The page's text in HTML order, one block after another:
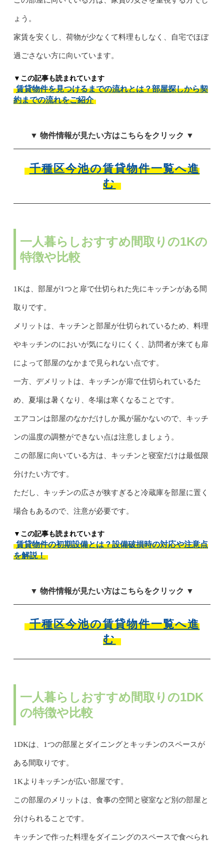
ょう。
家賃を安くし、荷物が少なくて料理もしなく、自宅でほぼ
過ごさない方に向いています。
▼この記事も読まれています
賃貸物件を見つけるまでの流れとは？部屋探しから契
約までの流れをご紹介
▼ 物件情報が見たい方はこちらをクリック ▼
千種区今池の賃貸物件一覧へ進
む
一人暮らしおすすめ間取りの1Kの
特徴や比較
1Kは、部屋が1つと扉で仕切られた先にキッチンがある間
取りです。
メリットは、キッチンと部屋が仕切られているため、料理
やキッチンのにおいが気になりにくく、訪問者が来ても扉
によって部屋のなかまで見られない点です。
一方、デメリットは、キッチンが扉で仕切られているた
め、夏場は暑くなり、冬場は寒くなることです。
エアコンは部屋のなかだけしか風が届かないので、キッチ
ンの温度の調整ができない点は注意しましょう。
この部屋に向いている方は、キッチンと寝室だけは最低限
分けたい方です。
ただし、キッチンの広さが狭すぎると冷蔵庫を部屋に置く
場合もあるので、注意が必要です。
▼この記事も読まれています
賃貸物件の初期設備とは？設備破損時の対応や注意点
を解説！
▼ 物件情報が見たい方はこちらをクリック ▼
千種区今池の賃貸物件一覧へ進
む
一人暮らしおすすめ間取りの1DK
の特徴や比較
1DKは、1つの部屋とダイニングとキッチンのスペースが
ある間取りです。
1Kよりキッチンが広い部屋です。
この部屋のメリットは、食事の空間と寝室など別の部屋と
分けられることです。
キッチンで作った料理をダイニングのスペースで食べられ